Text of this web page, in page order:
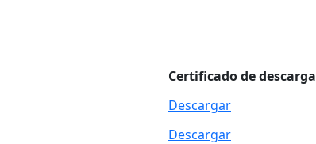
Certificado de descarga
Descargar
Descargar